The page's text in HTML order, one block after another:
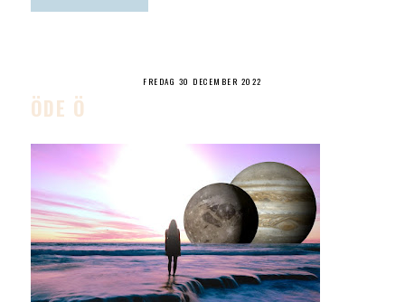
FREDAG 30 DECEMBER 2022
ÖDE Ö